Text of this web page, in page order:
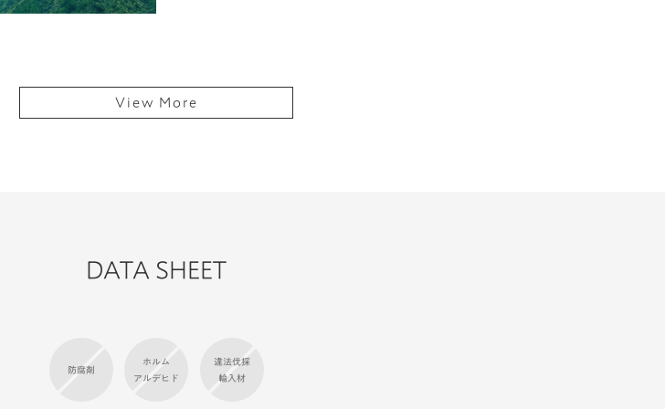
View More
DATA SHEET
防腐剤
ホルム
アルデヒド
違法伐採
輸入材